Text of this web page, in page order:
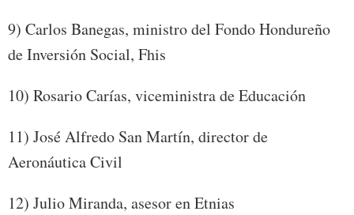
9) Carlos Banegas, ministro del Fondo Hondureño
de Inversión Social, Fhis
10) Rosario Carías, viceministra de Educación
11) José Alfredo San Martín, director de
Aeronáutica Civil
12) Julio Miranda, asesor en Etnias